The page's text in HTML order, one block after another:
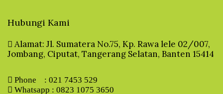
Hubungi Kami
Alamat: Jl. Sumatera No.75, Kp. Rawa lele 02/007,
Jombang, Ciputat, Tangerang Selatan, Banten 15414
Phone : 021 7453 529
Whatsapp : 0823 1075 3650